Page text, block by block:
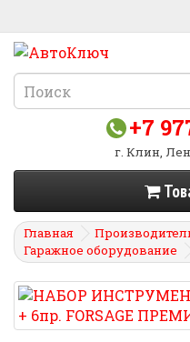
+7
г. Клин,
Главная
Гаражное оборудование